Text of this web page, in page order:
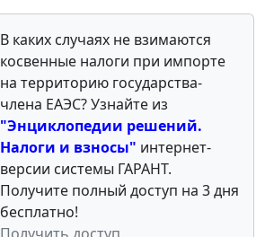
В каких случаях не взимаются
косвенные налоги при импорте
на территорию государства-
члена ЕАЭС? Узнайте из
"Энциклопедии решений.
Налоги и взносы" интернет-
версии системы ГАРАНТ.
Получите полный доступ на 3 дня
бесплатно!